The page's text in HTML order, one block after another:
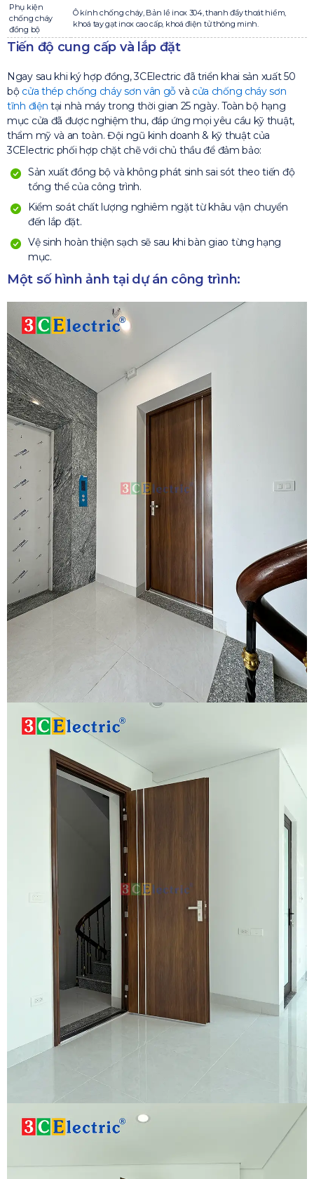
Phụ kiện
chống cháy
đồng bộ
Ô kính chống cháy, Bản lề inox 304, thanh đẩy thoát hiểm,
khoá tay gạt inox cao cấp, khoá điện tử thông minh.
Tiến độ cung cấp và lắp đặt
Ngay sau khi ký hợp đồng, 3CElectric đã triển khai sản xuất 50
bộ cửa thép chống cháy sơn vân gỗ và cửa chống cháy sơn
tĩnh điện tại nhà máy trong thời gian 25 ngày. Toàn bộ hạng
mục cửa đã được nghiệm thu, đáp ứng mọi yêu cầu kỹ thuật,
thẩm mỹ và an toàn. Đội ngũ kinh doanh & kỹ thuật của
3CElectric phối hợp chặt chẽ với chủ thầu để đảm bảo:
Sản xuất đồng bộ và không phát sinh sai sót theo tiến độ
tổng thể của công trình.
Kiểm soát chất lượng nghiêm ngặt từ khâu vận chuyển
đến lắp đặt.
Vệ sinh hoàn thiện sạch sẽ sau khi bàn giao từng hạng
mục.
Một số hình ảnh tại dự án công trình: